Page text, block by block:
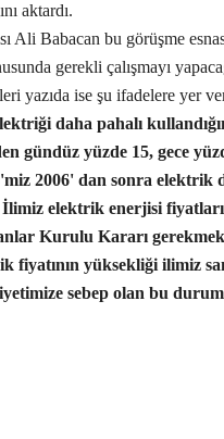
aktardı.
Ali Babacan bu görüşme
gerekli çalışmayı
yazıda ise şu ifadelere yer
daha pahalı
gündüz yüzde 15, gece
2006' dan sonra elektrik
elektrik enerjisi
Kurulu Kararı
fiyatının yüksekliği ilimiz
sebep olan bu